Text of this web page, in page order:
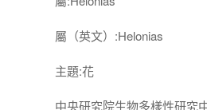
屬（英文）:Helonias
主題:花
中央研究院生物多樣性研究